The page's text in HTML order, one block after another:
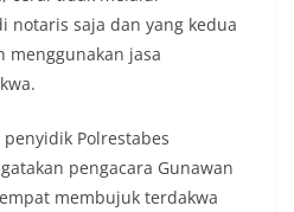
notaris saja dan yang kedua
menggunakan jasa
Polrestabes
pengacara Gunawan
membujuk terdakwa